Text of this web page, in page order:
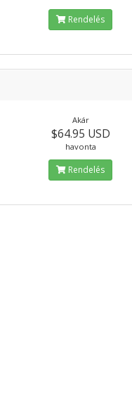
Rendelés
Akár
$64.95 USD
havonta
Rendelés